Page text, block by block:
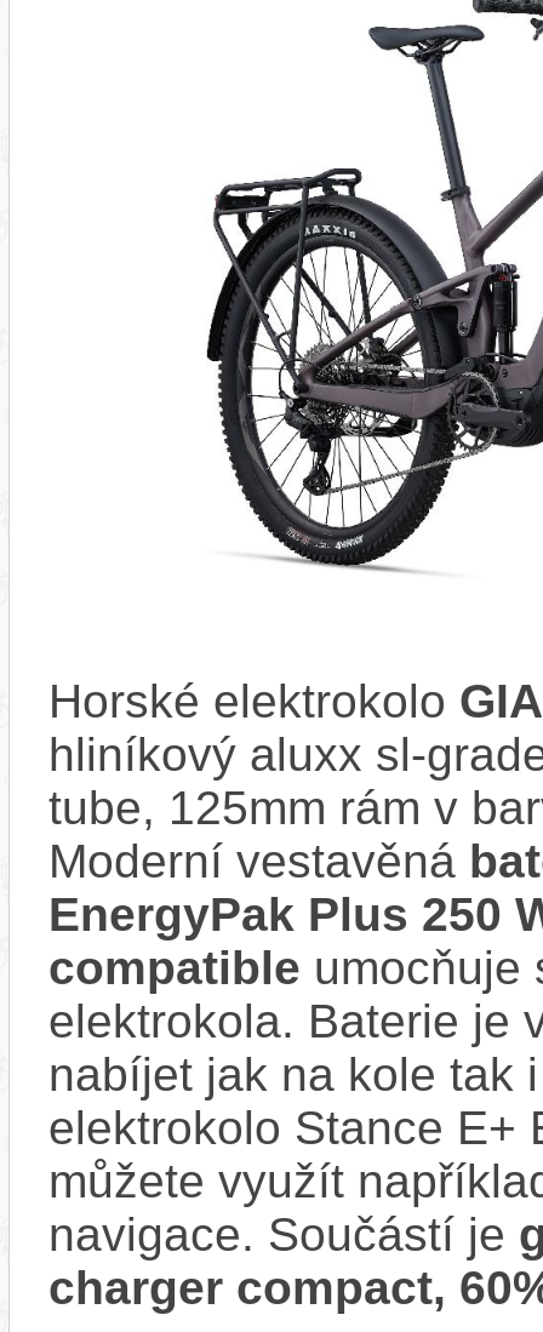
Horské elektrokolo
hliníkový aluxx sl-
tube, 125mm rám v
Moderní vestavěná
EnergyPak Plus 250
compatible umocňuje
elektrokola. Baterie je
nabíjet jak na kole tak
elektrokolo Stance E+
můžete využít
navigace. Součástí je
charger compact,